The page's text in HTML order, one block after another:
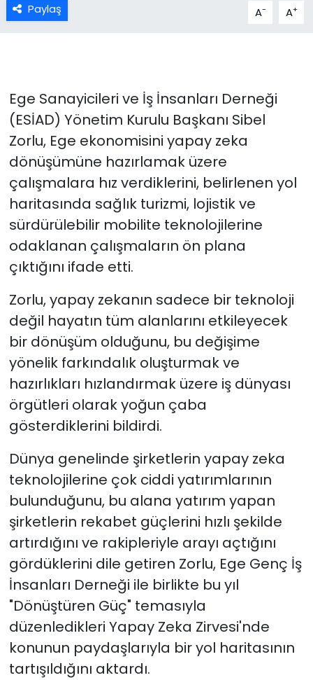
Paylaş A- A+
Ege Sanayicileri ve İş İnsanları Derneği
(ESİAD) Yönetim Kurulu Başkanı Sibel
Zorlu, Ege ekonomisini yapay zeka
dönüşümüne hazırlamak üzere
çalışmalara hız verdiklerini, belirlenen yol
haritasında sağlık turizmi, lojistik ve
sürdürülebilir mobilite teknolojilerine
odaklanan çalışmaların ön plana
çıktığını ifade etti.
Zorlu, yapay zekanın sadece bir teknoloji
değil hayatın tüm alanlarını etkileyecek
bir dönüşüm olduğunu, bu değişime
yönelik farkındalık oluşturmak ve
hazırlıkları hızlandırmak üzere iş dünyası
örgütleri olarak yoğun çaba
gösterdiklerini bildirdi.
Dünya genelinde şirketlerin yapay zeka
teknolojilerine çok ciddi yatırımlarının
bulunduğunu, bu alana yatırım yapan
şirketlerin rekabet güçlerini hızlı şekilde
artırdığını ve rakipleriyle arayı açtığını
gördüklerini dile getiren Zorlu, Ege Genç İş
İnsanları Derneği ile birlikte bu yıl
"Dönüştüren Güç" temasıyla
düzenledikleri Yapay Zeka Zirvesi'nde
konunun paydaşlarıyla bir yol haritasının
tartışıldığını aktardı.